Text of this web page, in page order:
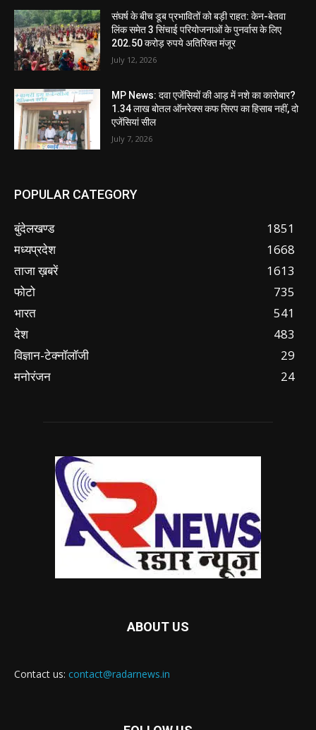
संघर्ष के बीच डूब प्रभावितों को बड़ी राहत: केन-बेतवा
लिंक समेत 3 सिंचाई परियोजनाओं के पुनर्वास के लिए
202.50 करोड़ रुपये अतिरिक्त मंजूर
July 12, 2026
MP News: दवा एजेंसियों की आड़ में नशे का कारोबार?
1.34 लाख बोतल ऑनरेक्स कफ सिरप का हिसाब नहीं, दो
एजेंसियां सील
July 7, 2026
POPULAR CATEGORY
बुंदेलखण्ड
1851
मध्यप्रदेश
1668
ताजा ख़बरें
1613
फोटो
735
भारत
541
देश
483
विज्ञान-टेक्नॉलॉजी
29
मनोरंजन
24
ABOUT US
Contact us: contact@radarnews.in